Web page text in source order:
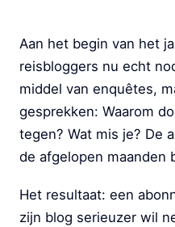
Aan het begin van het
reisbloggers nu echt
middel van enquêtes,
gesprekken: Waarom
tegen? Wat mis je? De
de afgelopen maanden
Het resultaat: een
zijn blog serieuzer wil